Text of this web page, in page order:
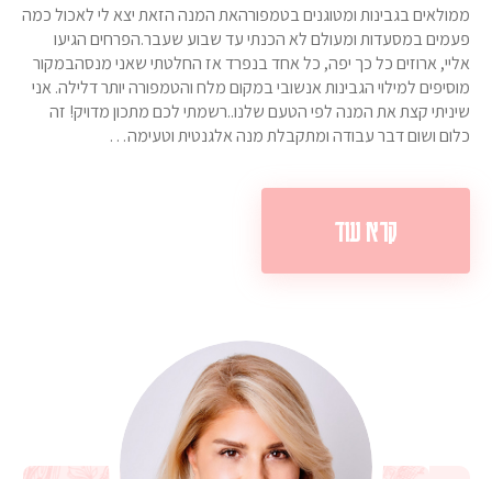
ממולאים בגבינות ומטוגנים בטמפורהאת המנה הזאת יצא לי לאכול כמה
פעמים במסעדות ומעולם לא הכנתי עד שבוע שעבר.הפרחים הגיעו
אליי, ארוזים כל כך יפה, כל אחד בנפרד אז החלטתי שאני מנסהבמקור
מוסיפים למילוי הגבינות אנשובי במקום מלח והטמפורה יותר דלילה. אני
שיניתי קצת את המנה לפי הטעם שלנו..רשמתי לכם מתכון מדויק! זה
כלום ושום דבר עבודה ומתקבלת מנה אלגנטית וטעימה…
קרא עוד